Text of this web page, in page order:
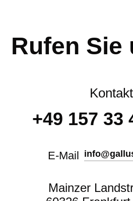
Rufen Sie
+49 157 33
E-Mail
Mainzer